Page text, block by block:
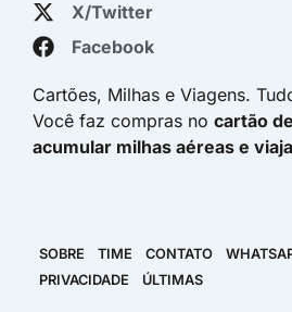
X/Twitter
Facebook
Cartões, Milhas e Viagens.
Você faz compras no cartão
acumular milhas aéreas e
SOBRE TIME CONTATO
PRIVACIDADE
ÚLTIMAS